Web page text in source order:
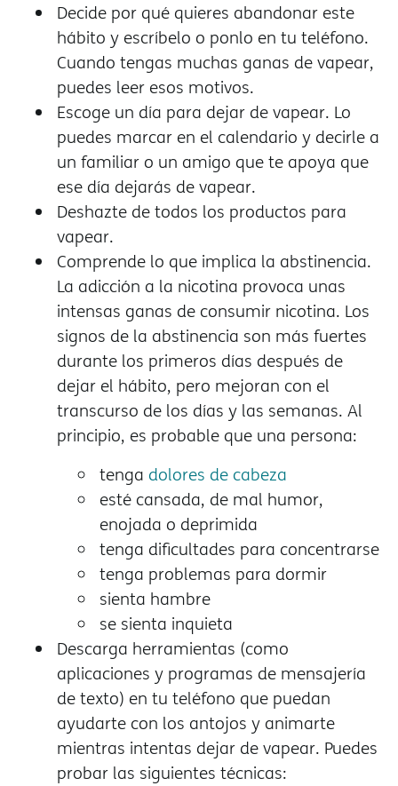
Decide por qué quieres abandonar este
hábito y escríbelo o ponlo en tu teléfono.
Cuando tengas muchas ganas de vapear,
puedes leer esos motivos.
Escoge un día para dejar de vapear. Lo
puedes marcar en el calendario y decirle a
un familiar o un amigo que te apoya que
ese día dejarás de vapear.
Deshazte de todos los productos para
vapear.
Comprende lo que implica la abstinencia.
La adicción a la nicotina provoca unas
intensas ganas de consumir nicotina. Los
signos de la abstinencia son más fuertes
durante los primeros días después de
dejar el hábito, pero mejoran con el
transcurso de los días y las semanas. Al
principio, es probable que una persona:
tenga dolores de cabeza
esté cansada, de mal humor,
enojada o deprimida
tenga dificultades para concentrarse
tenga problemas para dormir
sienta hambre
se sienta inquieta
Descarga herramientas (como
aplicaciones y programas de mensajería
de texto) en tu teléfono que puedan
ayudarte con los antojos y animarte
mientras intentas dejar de vapear. Puedes
probar las siguientes técnicas: